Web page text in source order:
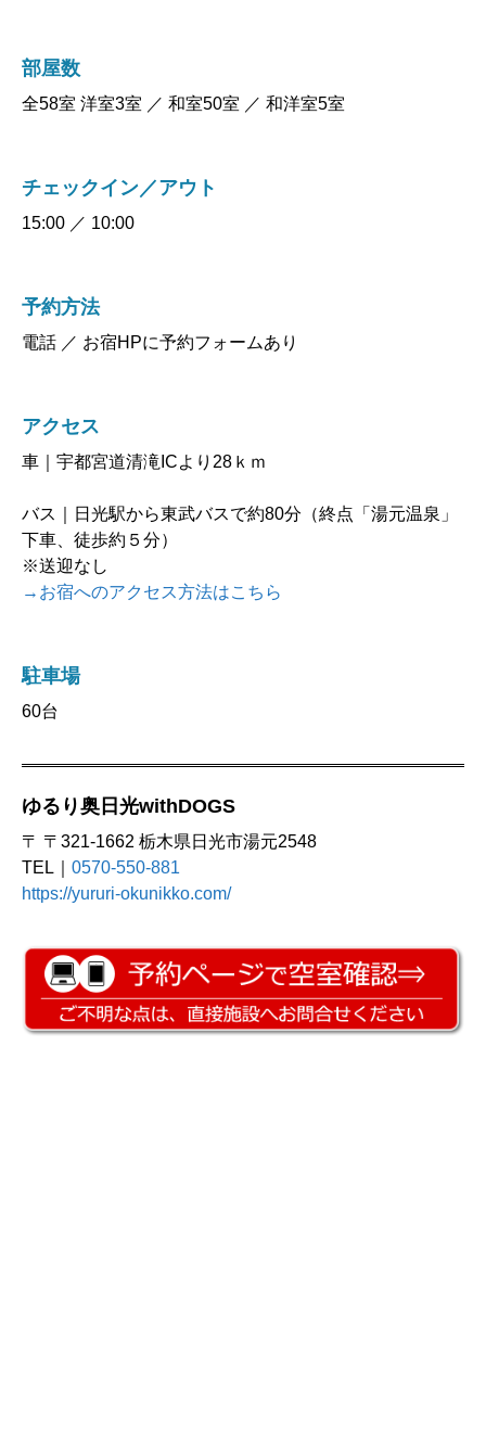
部屋数
全58室 洋室3室 ／ 和室50室 ／ 和洋室5室
チェックイン／アウト
15:00 ／ 10:00
予約方法
電話 ／ お宿HPに予約フォームあり
アクセス
車｜宇都宮道清滝ICより28ｋｍ
バス｜日光駅から東武バスで約80分（終点「湯元温泉」
下車、徒歩約５分）
※送迎なし
→お宿へのアクセス方法はこちら
駐車場
60台
ゆるり奥日光withDOGS
〒 〒321-1662 栃木県日光市湯元2548
TEL｜ 0570-550-881
https://yururi-okunikko.com/